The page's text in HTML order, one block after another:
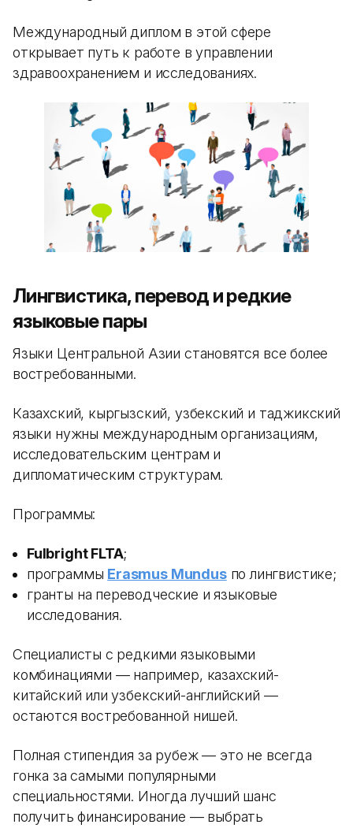
Международный диплом в этой сфере
открывает путь к работе в управлении
здравоохранением и исследованиях.
Лингвистика, перевод и редкие
языковые пары
Языки Центральной Азии становятся все более
востребованными.
Казахский, кыргызский, узбекский и таджикский
языки нужны международным организациям,
исследовательским центрам и
дипломатическим структурам.
Программы:
Fulbright FLTA;
программы Erasmus Mundusпо лингвистике;
гранты на переводческие и языковые
исследования.
Специалисты с редкими языковыми
комбинациями — например, казахский-
китайский или узбекский-английский —
остаются востребованной нишей.
Полная стипендия за рубеж — это не всегда
гонка за самыми популярными
специальностями. Иногда лучший шанс
получить финансирование — выбрать